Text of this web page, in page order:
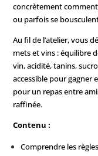
concrètement
ou parfois se
Au fil de l’atelier, vous
mets et vins : équilibre
vin, acidité, tanins,
accessible pour gagner
pour un repas entre
raffinée.
Contenu :
Comprendre les